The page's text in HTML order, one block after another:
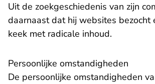
Uit de zoekgeschiedenis van zijn
daarnaast dat hij websites bezocht
keek met radicale inhoud.
Persoonlijke omstandigheden
De persoonlijke omstandigheden